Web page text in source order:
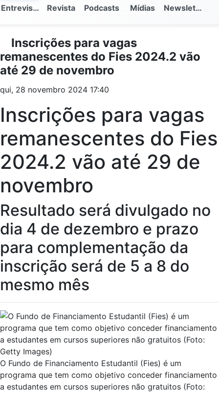
Entrevistas Revista Podcasts Mídias Newsletter
Inscrições para vagas
remanescentes do Fies 2024.2 vão
até 29 de novembro
qui, 28 novembro 2024 17:40
Inscrições para vagas
remanescentes do Fies
2024.2 vão até 29 de
novembro
Resultado será divulgado no
dia 4 de dezembro e prazo
para complementação da
inscrição será de 5 a 8 do
mesmo mês
O Fundo de Financiamento Estudantil (Fies) é um
programa que tem como objetivo conceder financiamento
a estudantes em cursos superiores não gratuitos (Foto: